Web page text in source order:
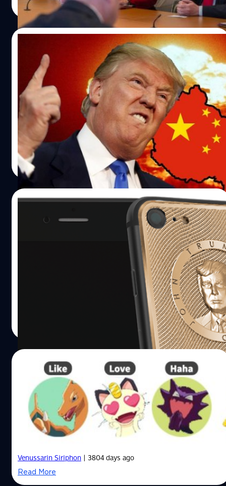
Read More
จีนเตือน! ยอดขาย iPhone “ตกฮวบแน่” หาก
Donald Trump ต้องการก่อ “สงครามการ
ค้า”
The Guardian รายงานว่า หนังสือพิมพ์ของประเทศจีนได้
กล่าวว่า ทั้งรถยนต์ของสหรัฐอเมริกาและ iPhone จะเผชิญกับ
ช่วงเวลาอันยากลำบาก ถ้าหาก Donald Trump เริ่มทำสงคราม
การค้ากับประเทศจีนขึ้นมา
ปรีดี ฤกษ์วลีกุล | 3551 days ago
Read More
11/11/2016
สนใจไหม? iPhone ทองคำรุ่น Donald Trump
ผู้สร้าง iPhone ทองคำรุ่น Vladimir Putin ได้กลับมาอีกครั้ง
กับโทรศัพท์เครื่องใหม่ในคอลเลกชัน Supremo ซึ่งคราวนี้เป็น
07/03/2016
เมื่อ Emoji บนปุ่ม Like เปลี่ยนเป็นรูปโปเกมอน
ผู้ใช้Facebookสามารถเปลี่ยนภาพ Emoji บนปุ่ม Like ให้เป็น
รูปต่างๆได้เมื่อใช้งานผ่าน Google Chrome เพื่อสร้างสีสันให้
กับการแสดงอารมณ์บนโพสต์ต่างๆ
Venussarin Siriphon| 3804 days ago
Read More